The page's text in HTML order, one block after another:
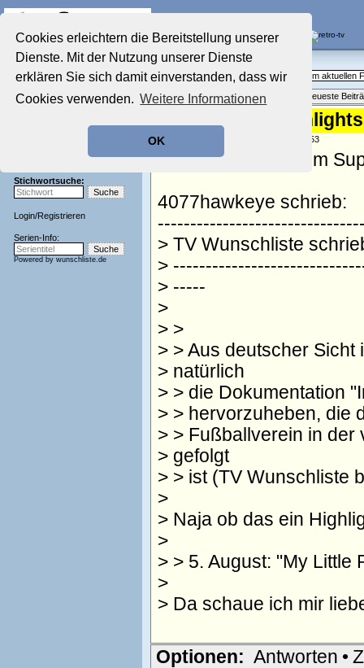
Cookies erleichtern die Bereitstellung unserer
Dienste. Mit der Nutzung unserer Dienste
erklären Sie sich damit einverstanden, dass wir
Cookies verwenden. Weitere Informationen
OK
Startseite
Aktuelles Forum
Film-Forum
Zeichentrick-Forum
Stichwortsuche:
Login/Registrieren
Serien-Info:
Powered by wunschliste.de
Aktuelles Forum
Fragen, Antworten und Meinungen zum aktuellen
Themenübersicht • Neues Thema Neueste
Re: Amazon-
geschrieben von: , 05.08.19 21:53
Naja, jetzt nach dem
4077hawkeye schrieb:
> TV Wunschliste
>
> -----
>
> >
> > Aus deutscher Sicht
> natürlich
> > die Dokumentation
> > hervorzuheben, die
> > Fußballverein in der
> gefolgt
> > ist (TV Wunschliste
>
> Naja ob das ein
>
> > 5. August: "My Little
>
> Da schaue ich mir
Optionen: Antworten •